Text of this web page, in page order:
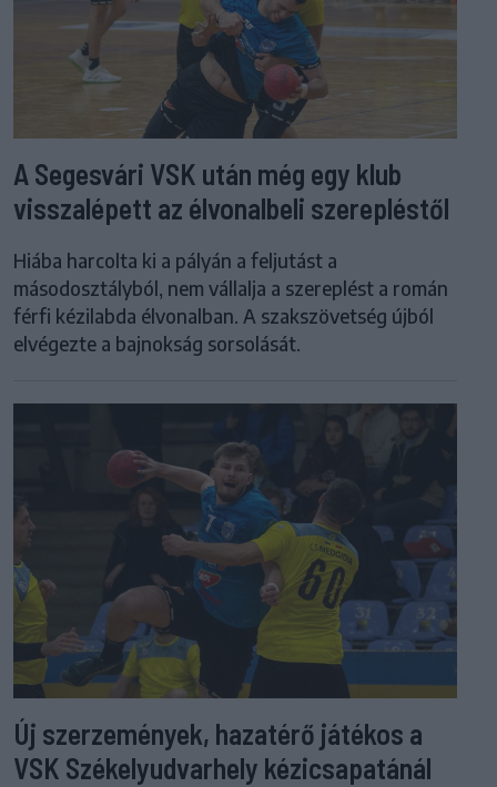
A Segesvári VSK után még egy klub
visszalépett az élvonalbeli szerepléstől
Hiába harcolta ki a pályán a feljutást a
másodosztályból, nem vállalja a szereplést a román
férfi kézilabda élvonalban. A szakszövetség újból
elvégezte a bajnokság sorsolását.
Új szerzemények, hazatérő játékos a
VSK Székelyudvarhely kézicsapatánál